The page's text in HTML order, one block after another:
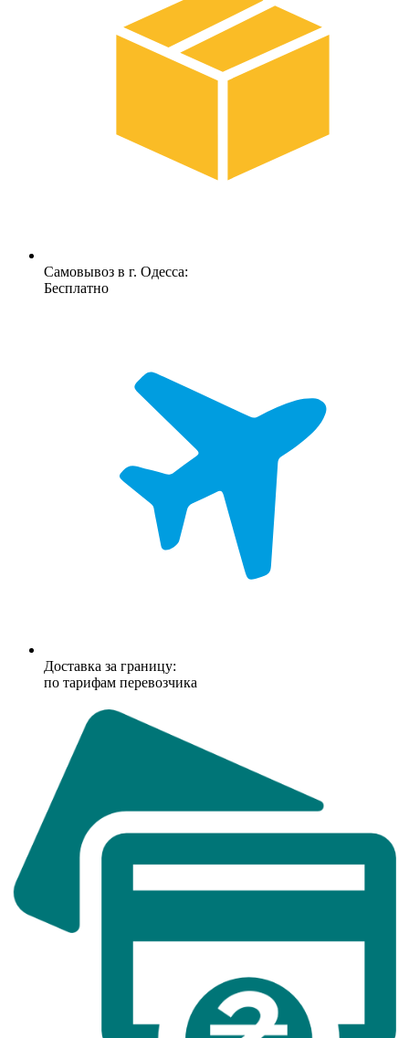
Самовывоз в г. Одесса:
Бесплатно
Доставка за границу:
по тарифам перевозчика